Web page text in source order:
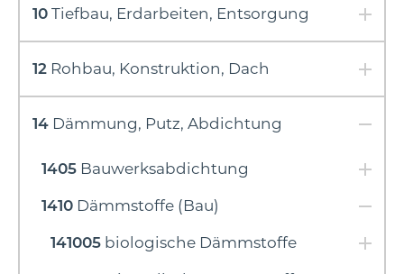
10 Tiefbau, Erdarbeiten, Entsorgung
12 Rohbau, Konstruktion, Dach
14 Dämmung, Putz, Abdichtung
1405 Bauwerksabdichtung
1410 Dämmstoffe (Bau)
141005 biologische Dämmstoffe